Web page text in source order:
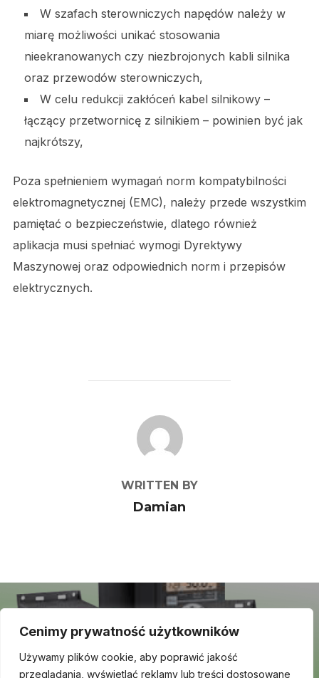
Cenimy prywatność użytkowników
Używamy plików cookie, aby poprawić jakość
przeglądania, wyświetlać reklamy lub treści dostosowane
W szafach sterowniczych napędów należy w
miarę możliwości unikać stosowania
nieekranowanych czy niezbrojonych kabli silnika
oraz przewodów sterowniczych,
W celu redukcji zakłóceń kabel silnikowy –
łączący przetwornicę z silnikiem – powinien być jak
najkrótszy,
Poza spełnieniem wymagań norm kompatybilności
elektromagnetycznej (EMC), należy przede wszystkim
pamiętać o bezpieczeństwie, dlatego również
aplikacja musi spełniać wymogi Dyrektywy
Maszynowej oraz odpowiednich norm i przepisów
elektrycznych.
POST AUTHOR
WRITTEN BY
Damian
Nawigacja
wpisu
Previous
Post
Previous Post
Danfoss – przetwornice